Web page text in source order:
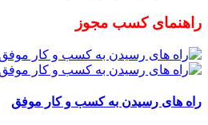
راهنمای کسب مجوز
راه های رسیدن به کسب و کار موفق